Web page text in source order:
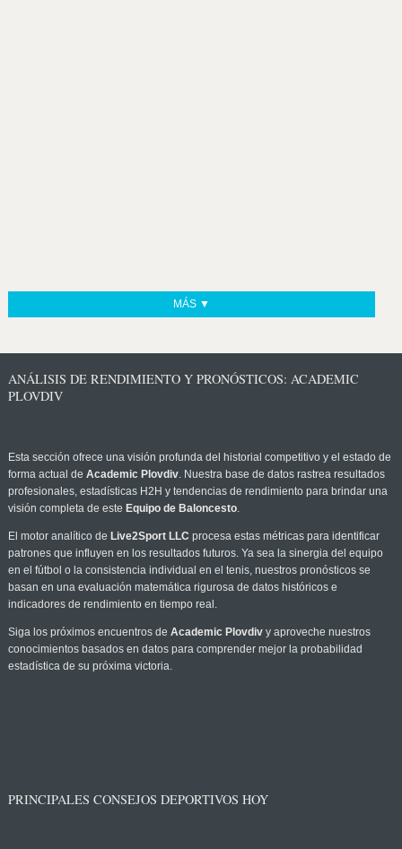
MÁS ▼
ANÁLISIS DE RENDIMIENTO Y PRONÓSTICOS: ACADEMIC
PLOVDIV
Esta sección ofrece una visión profunda del historial competitivo y el estado de
forma actual de Academic Plovdiv. Nuestra base de datos rastrea resultados
profesionales, estadísticas H2H y tendencias de rendimiento para brindar una
visión completa de este Equipo de Baloncesto.
El motor analítico de Live2Sport LLC procesa estas métricas para identificar
patrones que influyen en los resultados futuros. Ya sea la sinergia del equipo
en el fútbol o la consistencia individual en el tenis, nuestros pronósticos se
basan en una evaluación matemática rigurosa de datos históricos e
indicadores de rendimiento en tiempo real.
Siga los próximos encuentros de Academic Plovdivy aproveche nuestros
conocimientos basados en datos para comprender mejor la probabilidad
estadística de su próxima victoria.
PRINCIPALES CONSEJOS DEPORTIVOS HOY